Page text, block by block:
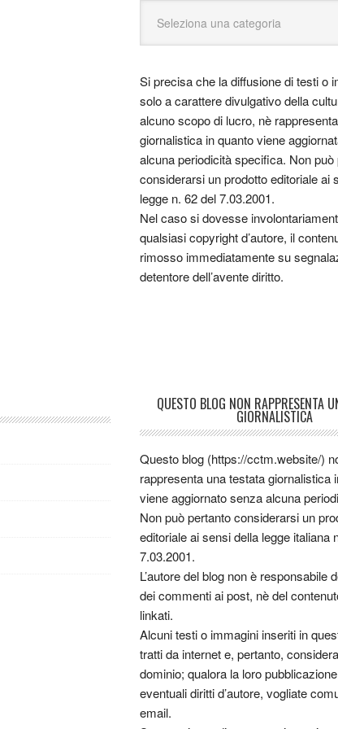
Si precisa che la diffusione di testi o
solo a carattere divulgativo della
alcuno scopo di lucro, nè
giornalistica in quanto viene
alcuna periodicità specifica. Non può
considerarsi un prodotto editoriale ai
legge n. 62 del 7.03.2001.
Nel caso si dovesse
qualsiasi copyright d’autore, il
rimosso immediatamente su
detentore dell’avente diritto.
QUESTO BLOG NON RAPPRESENTA
GIORNALISTICA
Questo blog (https://cctm.website/)
rappresenta una testata giornalistica
viene aggiornato senza alcuna
Non può pertanto considerarsi un
editoriale ai sensi della legge italiana
7.03.2001.
L’autore del blog non è responsabile
dei commenti ai post, nè del
linkati.
Alcuni testi o immagini inseriti in
tratti da internet e, pertanto,
dominio; qualora la loro
eventuali diritti d’autore, vogliate
email.